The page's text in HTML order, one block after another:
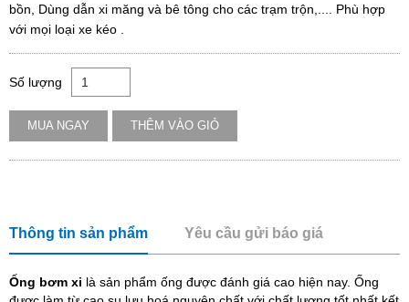
bồn, Dùng dẫn xi măng và bê tông cho các trạm trộn,.... Phù hợp
với mọi loại xe kéo .
Số lượng
MUA NGAY THÊM VÀO GIỎ
Thông tin sản phẩm Yêu cầu gửi báo giá
Ống bơm xi là sản phẩm ống được đánh giá cao hiện nay. Ống